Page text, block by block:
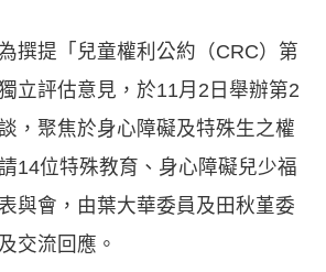
撰提「兒童權利公約（CRC）第
立評估意見，於11月2日舉辦第2
，聚焦於身心障礙及特殊生之權
14位特殊教育、身心障礙兒少福
與會，由葉大華委員及田秋堇委
交流回應。